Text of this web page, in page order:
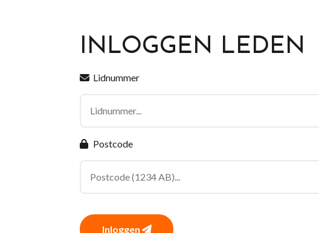
INLOGGEN LEDEN
Lidnummer
Postcode
Inloggen